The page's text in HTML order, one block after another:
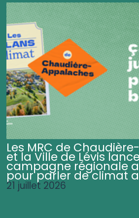
Les MRC de
et la Ville de Lévis
campagne régionale
pour parler de climat
21 juillet 2026